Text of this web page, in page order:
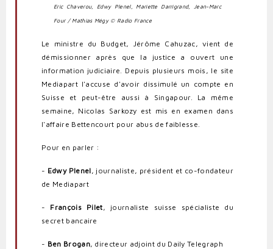
Eric Chaverou, Edwy Plenel, Mariette Darrigrand, Jean-Marc
Four / Mathias Mégy © Radio France
Le ministre du Budget, Jérôme Cahuzac, vient de
démissionner après que la justice a ouvert une
information judiciaire.
Depuis plusieurs mois, le site
Mediapart l'accuse d'avoir dissimulé un compte en
Suisse et peut-être aussi à Singapour.
La même
semaine, Nicolas Sarkozy est mis en examen dans
l'affaire Bettencourt pour abus de faiblesse.
Pour en parler :
- Edwy Plenel, journaliste, président et co-fondateur
de Mediapart
- François Pilet, journaliste suisse spécialiste du
secret bancaire
- Ben Brogan, directeur adjoint du Daily Telegraph